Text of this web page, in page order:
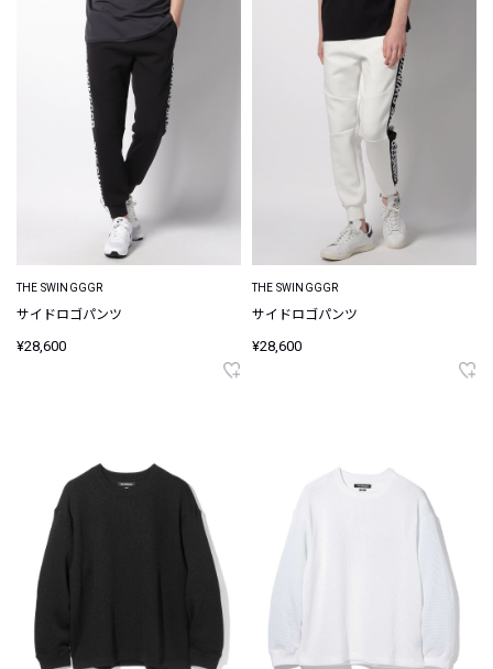
THE SWINGGGR
サイドロゴパンツ
¥28,600
THE SWINGGGR
サイドロゴパンツ
¥28,600